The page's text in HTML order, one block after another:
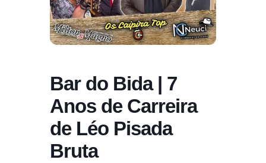
Bar do Bida | 7
Anos de Carreira
de Léo Pisada
Bruta